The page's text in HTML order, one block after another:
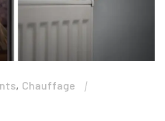
, Chauffage